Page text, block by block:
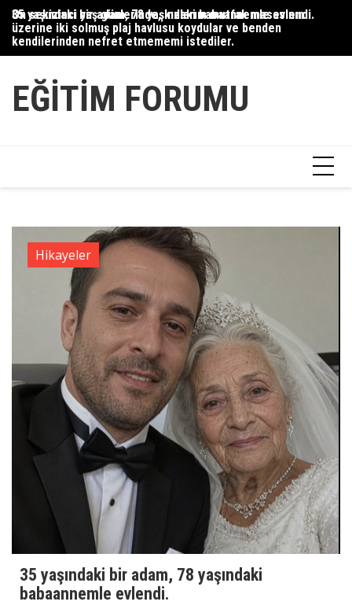
Skip
content
35 yaşındaki bir adam, 78 yaşındaki babaannemle evlendi.
On sekizinci yaş günlerinde, kızlarım mutfak masasının
üzerine iki solmuş plaj havlusu koydular ve benden
kendilerinden nefret etmememi istediler.
EĞITIM FORUMU
Hikayeler
35 yaşındaki bir adam, 78 yaşındaki
babaannemle evlendi.